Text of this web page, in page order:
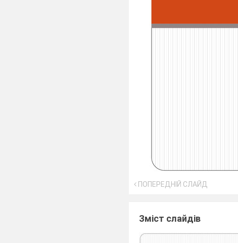
ПОПЕРЕДНІЙ СЛАЙД
Зміст слайдів